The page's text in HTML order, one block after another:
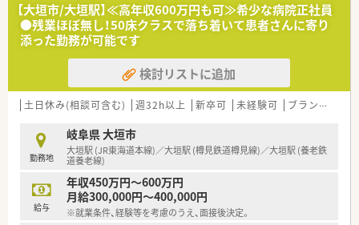
【大垣市/大垣駅】≪高年収600万円も可≫希少な病院正社員
●残業ほぼ無し！50床クラスで落ち着いて患者さんに寄り
添った勤務が可能です
検討リストに追加
土日休み(相談可含む) 週32h以上 新卒可 未経験可 ブランク可
勤務地
岐阜県 大垣市
大垣駅 (JR東海道本線)／大垣駅 (樽見鉄道樽見線)／大垣駅 (養老鉄
道養老線)
給与
年収450万円～600万円
月給300,000円～400,000円
※就業条件、経験等を考慮のうえ、面接後決定。